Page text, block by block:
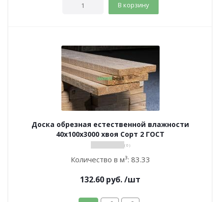
В корзину
Доска обрезная естественной влажности
40х100х3000 хвоя Сорт 2 ГОСТ
( 0 )
Количество в м³: 83.33
132.60 руб./шт